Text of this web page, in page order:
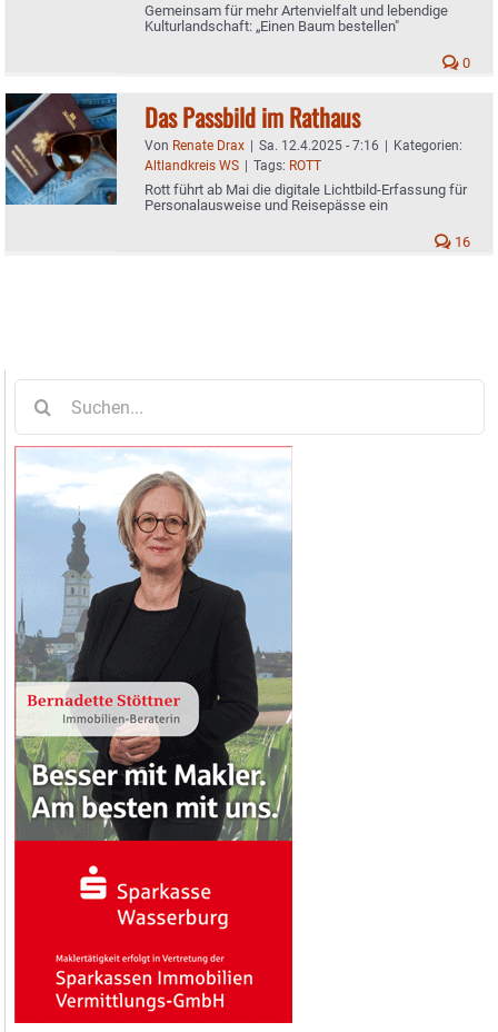
Gemeinsam für mehr Artenvielfalt und lebendige
Kulturlandschaft: „Einen Baum bestellen"
0
Das Passbild im Rathaus
Von Renate Drax | Sa. 12.4.2025 - 7:16 | Kategorien:
Altlandkreis WS | Tags: ROTT
Rott führt ab Mai die digitale Lichtbild-Erfassung für
Personalausweise und Reisepässe ein
16
nach: